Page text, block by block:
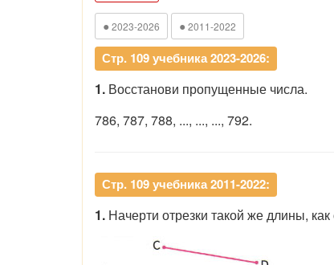
● 2023-2026 ● 2011-2022
Стр. 109 учебника 2023-2026:
1. Восстанови пропущенные числа.
786, 787, 788, ..., ..., ..., 792.
Стр. 109 учебника 2011-2022:
1. Начерти отрезки такой же длины,